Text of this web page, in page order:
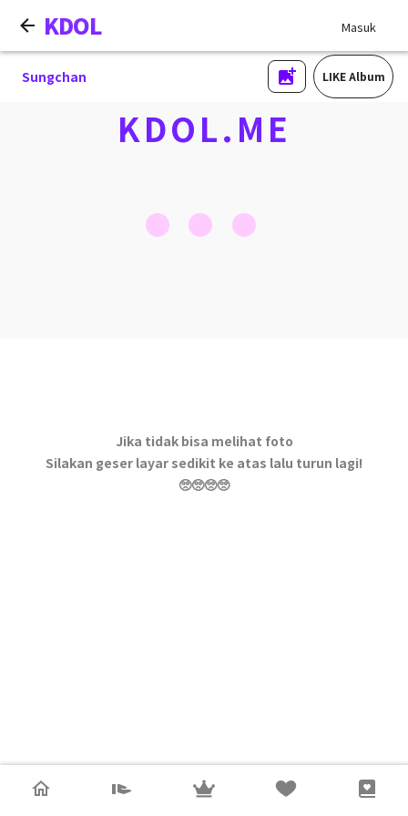
KDOL Masuk
Sungchan LIKE Album
KDOL.ME
Jika tidak bisa melihat foto
Silakan geser layar sedikit ke atas lalu turun lagi!
🥺🥺🥺🥺